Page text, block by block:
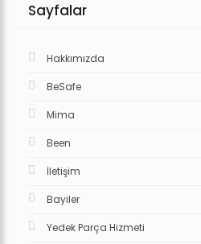
Sayfalar
Hakkımızda
BeSafe
Mima
Been
İletişim
Bayiler
Yedek Parça Hizmeti